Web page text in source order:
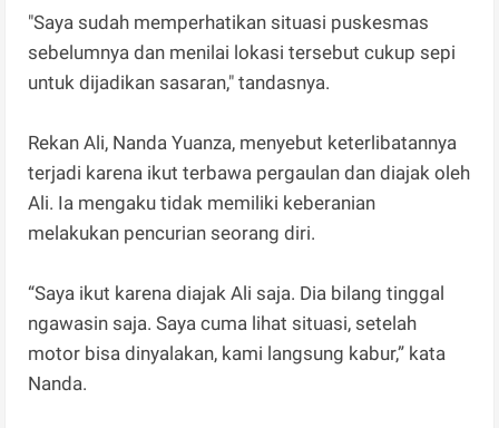
"Saya sudah memperhatikan situasi puskesmas
sebelumnya dan menilai lokasi tersebut cukup sepi
untuk dijadikan sasaran," tandasnya.
Rekan Ali, Nanda Yuanza, menyebut keterlibatannya
terjadi karena ikut terbawa pergaulan dan diajak oleh
Ali. Ia mengaku tidak memiliki keberanian
melakukan pencurian seorang diri.
“Saya ikut karena diajak Ali saja. Dia bilang tinggal
ngawasin saja. Saya cuma lihat situasi, setelah
motor bisa dinyalakan, kami langsung kabur,” kata
Nanda.